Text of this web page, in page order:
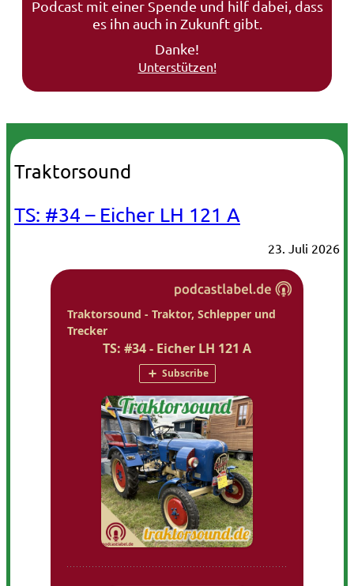
Podcast mit einer Spende und hilf dabei, dass
es ihn auch in Zukunft gibt.
Danke!
Unterstützen!
Traktorsound
TS: #34 – Eicher LH 121 A
23. Juli 2026